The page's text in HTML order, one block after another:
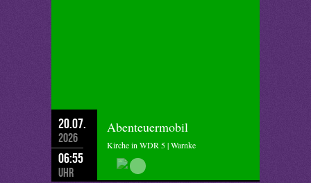
20.07.
2026
06:55
Uhr
Abenteuermobil
Kirche in WDR 5 | Warnke